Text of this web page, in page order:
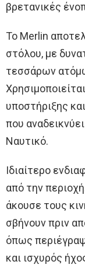
βρετανικές
Το Merlin
στόλου, με
τεσσάρων
υποστήριξης
που
Ναυτικό.
Ιδιαίτερο
από την
άκουσε τους
σβήνουν πριν
όπως
και ισχυρός